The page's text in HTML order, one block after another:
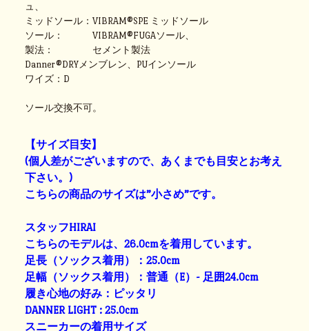
ュ、
ミッドソール：VIBRAM®SPE ミッドソール
ソール： VIBRAM®FUGAソール、
製法： セメント製法
Danner®DRYメンブレン、PUインソール
ワイズ：D
ソール交換不可。
【サイズ目安】
(個人差がございますので、あくまでも目安とお考え
下さい。)
こちらの商品のサイズは”小さめ”です。
スタッフHIRAI
こちらのモデルは、26.0cmを着用しています。
足長（ソックス着用）：25.0cm
足幅（ソックス着用）：普通（E）- 足囲24.0cm
履き心地の好み：ピッタリ
DANNER LIGHT : 25.0cm
スニーカーの着用サイズ